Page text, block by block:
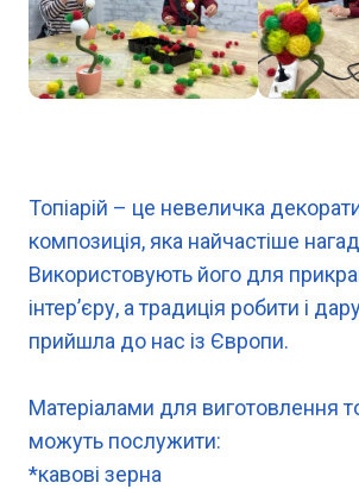
Топіарій – це невеличка
композиція, яка найчастіше
Використовують його для
інтер’єру, а традиція робити і
прийшла до нас із Європи.
Матеріалами для виготовлення
можуть послужити:
*кавові зерна